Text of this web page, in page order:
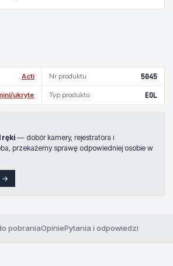
Acti Nr produktu 5045
ukryte Typ produktu EOL
ręki — dobór kamery, rejestratora i
przekażemy sprawę odpowiedniej osobie w
→
pobraniaOpiniePytania i odpowiedzi